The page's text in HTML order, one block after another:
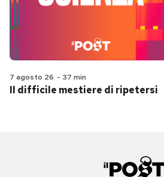
7 agosto 26 - 37 min
Il difficile mestiere di ripetersi